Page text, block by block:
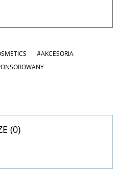
#AKCESORIA
(0)